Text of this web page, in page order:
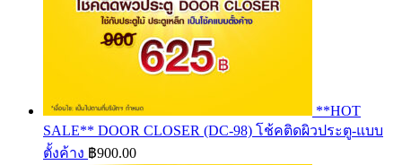
**HOT
SALE** DOOR CLOSER (DC-98) โช้คติดผิวประตู-แบบ
ตั้งค้าง ฿900.00